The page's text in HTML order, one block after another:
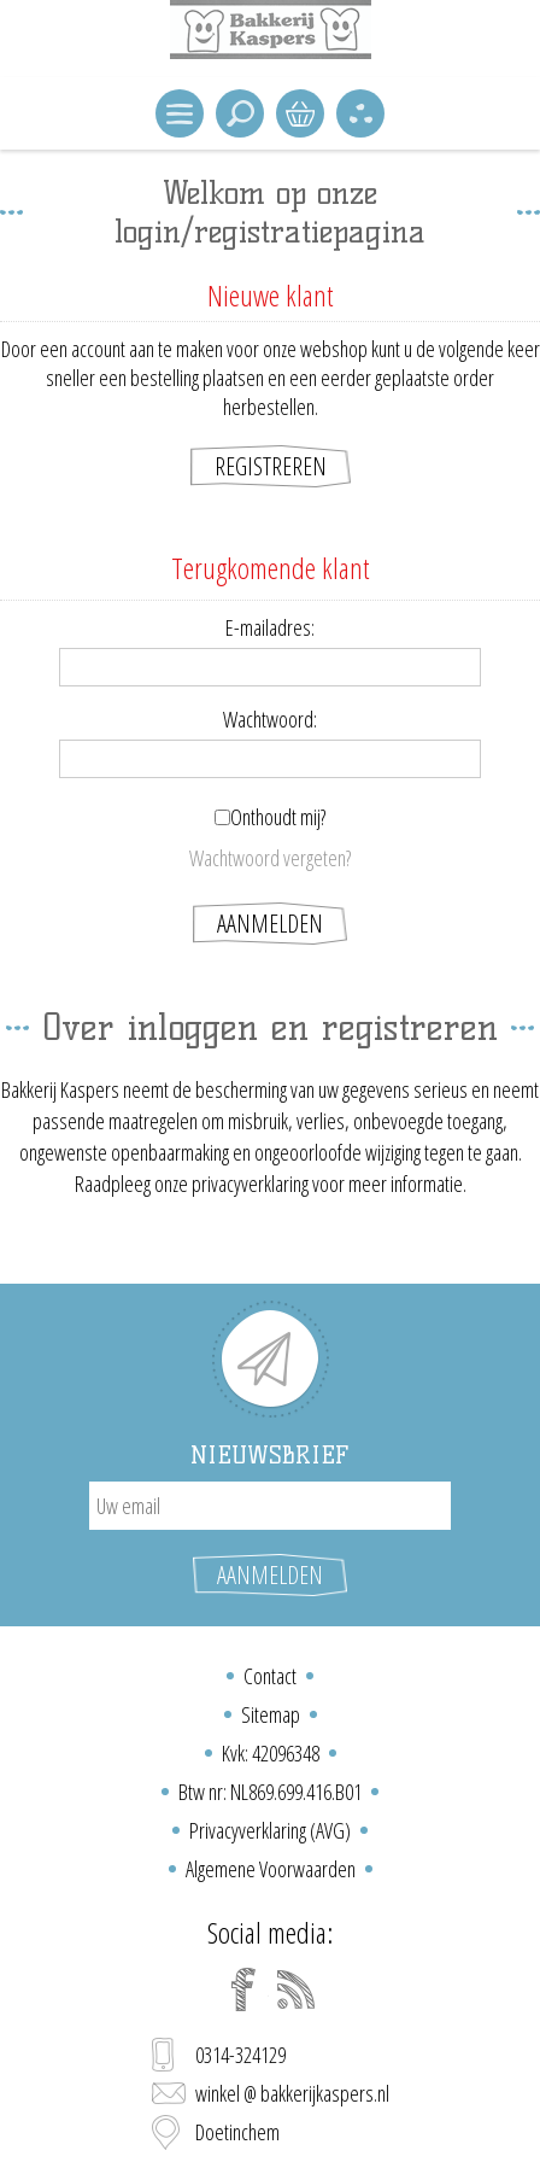
Welkom op onze
login/registratiepagina
Nieuwe klant
Door een account aan te maken voor onze webshop kunt u de volgende keer
sneller een bestelling plaatsen en een eerder geplaatste order
herbestellen.
Terugkomende klant
E-mailadres:
Wachtwoord:
Onthoudt mij?
Wachtwoord vergeten?
Over inloggen en registreren
Bakkerij Kaspers neemt de bescherming van uw gegevens serieus en neemt
passende maatregelen om misbruik, verlies, onbevoegde toegang,
ongewenste openbaarmaking en ongeoorloofde wijziging tegen te gaan.
Raadpleeg onze privacyverklaring voor meer informatie.
NIEUWSBRIEF
Contact
Sitemap
Kvk: 42096348
Btw nr: NL869.699.416.B01
Privacyverklaring (AVG)
Algemene Voorwaarden
Social media:
0314-324129
winkel @ bakkerijkaspers.nl
Doetinchem